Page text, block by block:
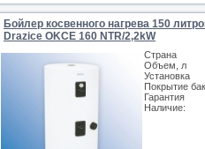
Бойлер косвенного нагрева 150
Drazice OKCE 160 NTR/2,2kW
Страна
Объем, л
Установка
Покрытие
Гарантия
Наличие: